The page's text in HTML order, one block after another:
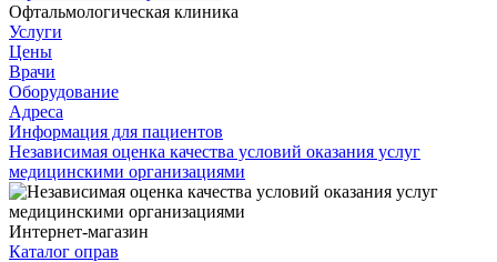
Офтальмологическая клиника
Услуги
Цены
Врачи
Оборудование
Адреса
Информация для пациентов
Независимая оценка качества условий оказания услуг
медицинскими организациями
Интернет-магазин
Каталог оправ